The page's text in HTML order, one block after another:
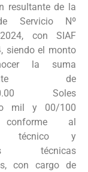
resultante de la
Servicio Nº
2024, con SIAF
siendo el monto
la suma
de
Soles
mil y 00/100
al
técnico y
técnicas
con cargo de